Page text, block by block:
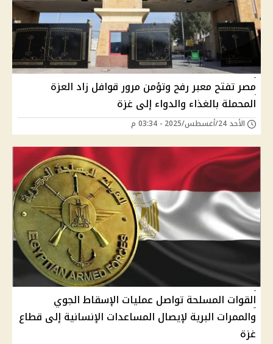
مصر تفتح معبر رفح وتؤمن مرور قوافل زاد العزة
المحملة بالغذاء والدواء إلى غزة
الأحد 24/أغسطس/2025 - 03:34 م
القوات المسلحة تواصل عمليات الإسقاط الجوي
والممرات البرية لإيصال المساعدات الإنسانية إلى قطاع
غزة